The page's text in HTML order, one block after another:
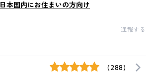
日本国内にお住まいの方向け
通報する
(288)